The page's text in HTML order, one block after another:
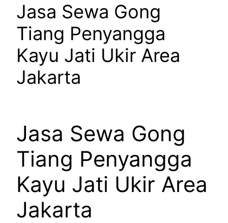
Jasa Sewa Gong
Tiang Penyangga
Kayu Jati Ukir Area
Jakarta
Jasa Sewa Gong
Tiang Penyangga
Kayu Jati Ukir Area
Jakarta